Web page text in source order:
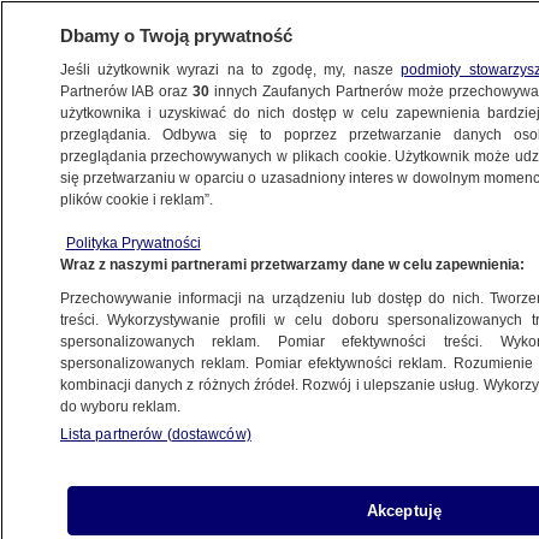
POLSKA
"Sygnał polityczny wobec Kremla"
9.09.2022, 08:17
Udostępnij
Dbamy o Twoją prywatność
Jeśli użytkownik wyrazi na to zgodę, my, naszepodmioty
Partnerów IAB oraz30 innych Zaufanych Partnerów może
użytkownika i uzyskiwać do nich dostęp w celu zapewnienia
przeglądania. Odbywa się to poprzez przetwarzanie danych
przeglądania przechowywanych w plikach cookie. Użytkownik może
się przetwarzaniu w oparciu o uzasadniony interes w dowolnym
plików cookie i reklam”.
Polityka Prywatności
Wraz z naszymi partnerami przetwarzamy dane w celu zapewnienia:
Przechowywanie informacji na urządzeniu lub dostęp do nich.
treści. Wykorzystywanie profili w celu doboru spersonalizowanych
spersonalizowanych reklam. Pomiar efektywności treści.
spersonalizowanych reklam. Pomiar efektywności reklam.
kombinacji danych z różnych źródeł. Rozwój i ulepszanie usług.
do wyboru reklam.
Lista partnerów (dostawców)
Akceptuję